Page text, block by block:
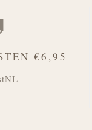
€6,95